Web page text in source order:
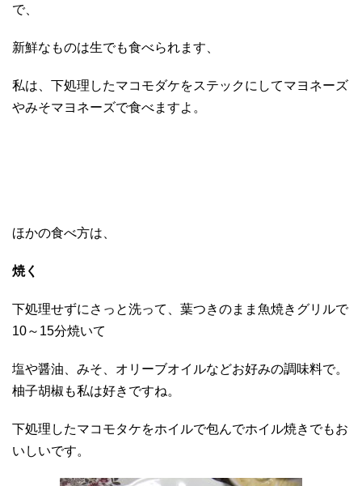
で、
新鮮なものは生でも食べられます、
私は、下処理したマコモダケをステックにしてマヨネーズ
やみそマヨネーズで食べますよ。
ほかの食べ方は、
焼く
下処理せずにさっと洗って、葉つきのまま魚焼きグリルで
10～15分焼いて
塩や醤油、みそ、オリーブオイルなどお好みの調味料で。
柚子胡椒も私は好きですね。
下処理したマコモタケをホイルで包んでホイル焼きでもお
いしいです。